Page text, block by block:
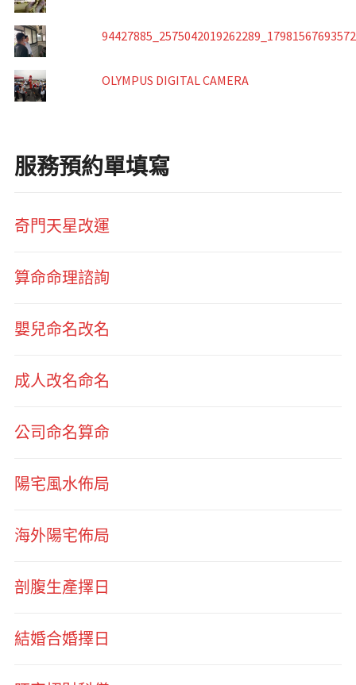
OLYMPUS DIGITAL CAMERA
服務預約單填寫
奇門天星改運
算命命理諮詢
嬰兒命名改名
成人改名命名
公司命名算命
陽宅風水佈局
海外陽宅佈局
剖腹生產擇日
結婚合婚擇日